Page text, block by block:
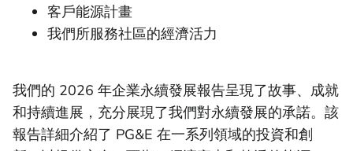
客戶能源計畫
我們所服務社區的經濟活力
我們的 2026 年企業永續發展報告呈現了故事、成就
和持續進展，充分展現了我們對永續發展的承諾。該
報告詳細介紹了 PG&E 在一系列領域的投資和創